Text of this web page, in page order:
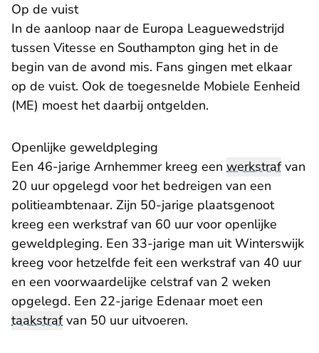
Op de vuist
In de aanloop naar de Europa Leaguewedstrijd
tussen Vitesse en Southampton ging het in de
begin van de avond mis. Fans gingen met elkaar
op de vuist. Ook de toegesnelde Mobiele Eenheid
(ME) moest het daarbij ontgelden.
Openlijke geweldpleging
Een 46-jarige Arnhemmer kreeg een werkstrafvan
20 uur opgelegd voor het bedreigen van een
politieambtenaar. Zijn 50-jarige plaatsgenoot
kreeg een werkstraf van 60 uur voor openlijke
geweldpleging. Een 33-jarige man uit Winterswijk
kreeg voor hetzelfde feit een werkstraf van 40 uur
en een voorwaardelijke celstraf van 2 weken
opgelegd. Een 22-jarige Edenaar moet een
taakstrafvan 50 uur uitvoeren.